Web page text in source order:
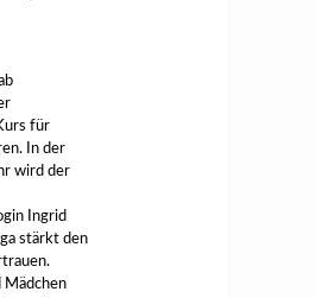
für
In der
wird der
Ingrid
stärkt den
Mädchen